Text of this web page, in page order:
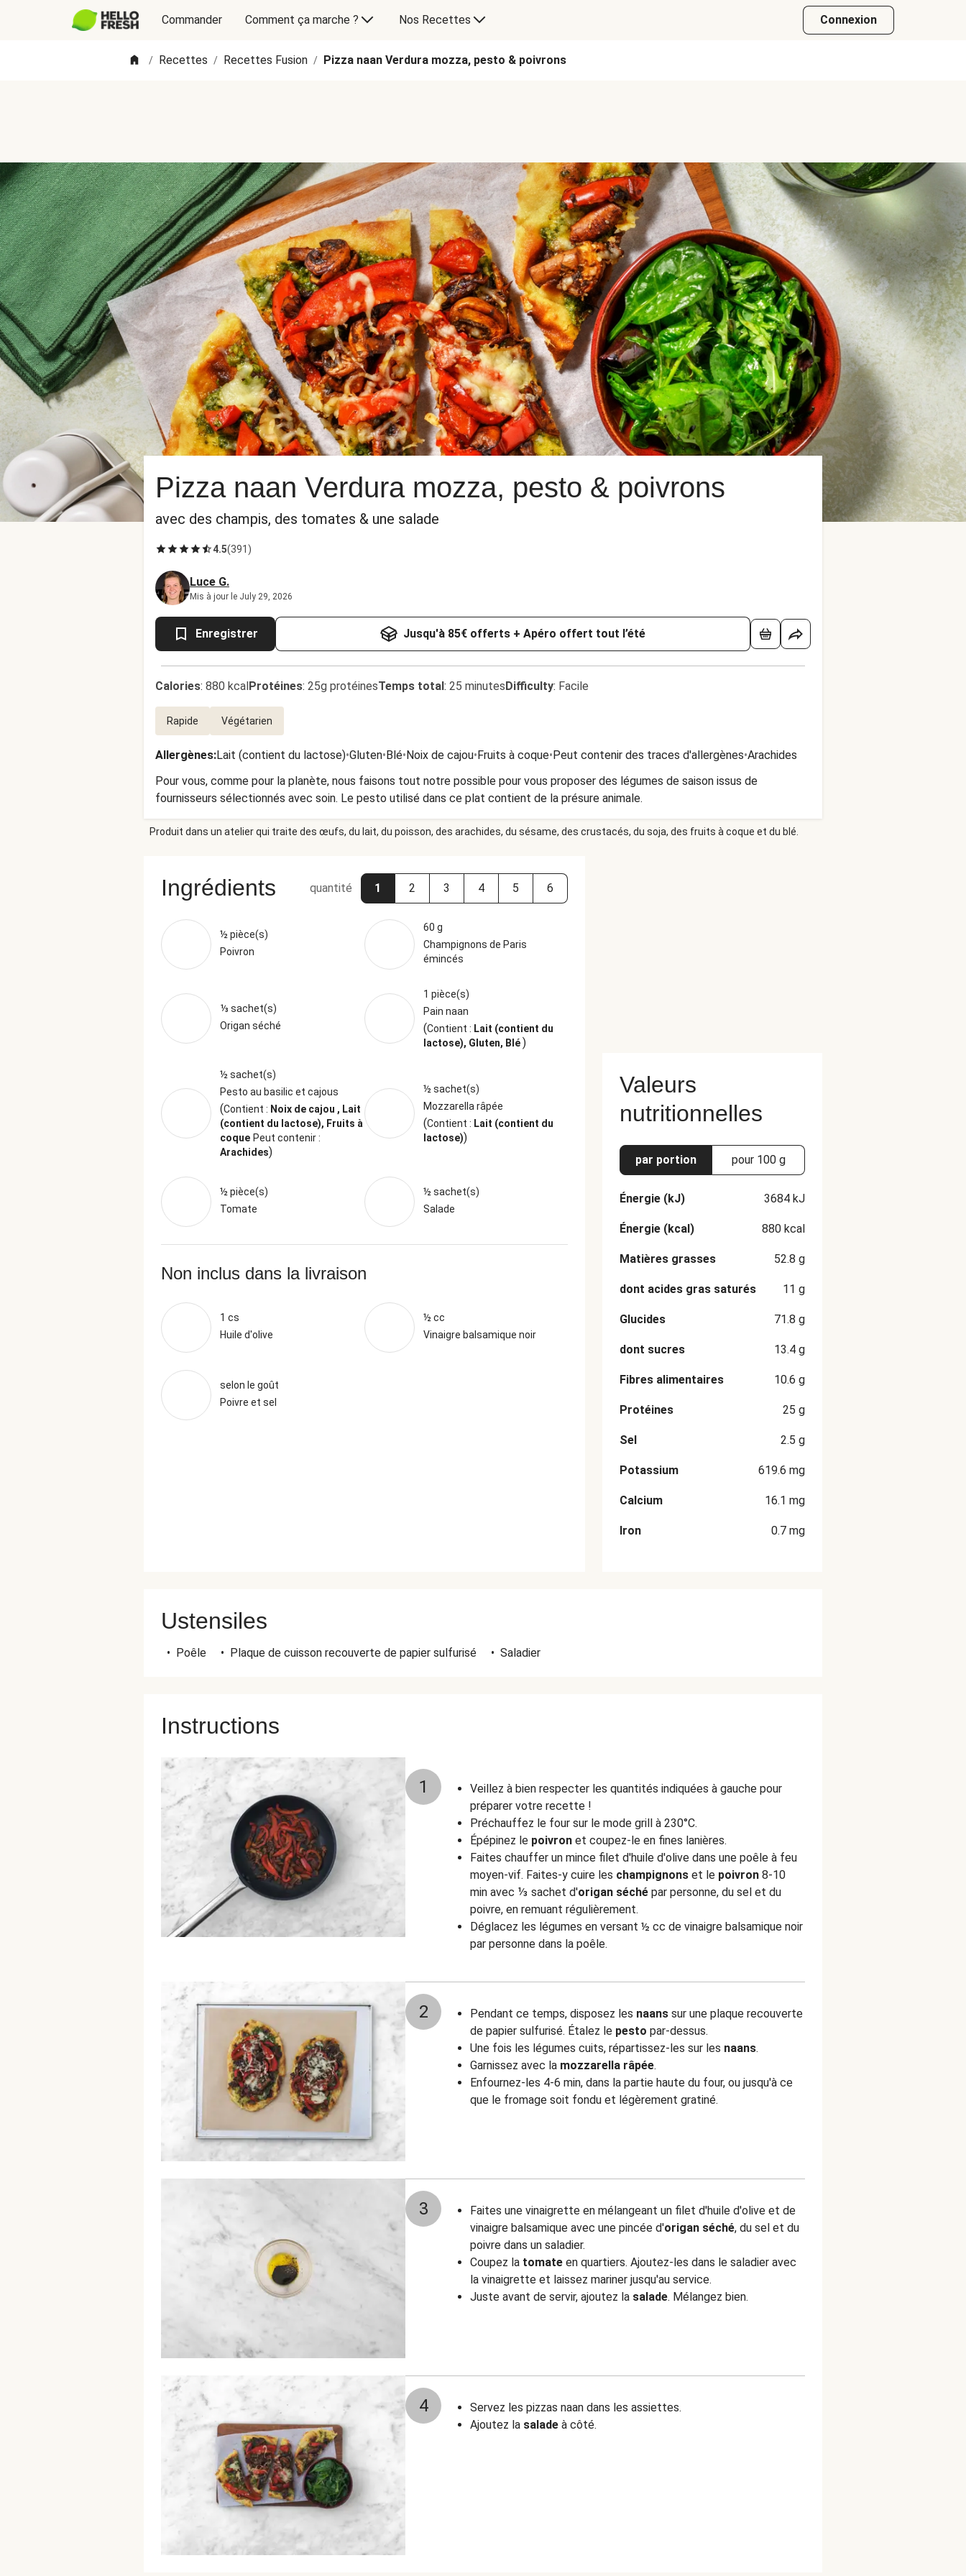
Commander Comment ça marche ? Nos Recettes Connexion
/ Recettes / Recettes Fusion / Pizza naan Verdura mozza, pesto & poivrons
Pizza naan Verdura mozza, pesto & poivrons
avec des champis, des tomates & une salade
4.5(391 )
Luce G.
Mis à jour le July 29, 2026
Enregistrer Jusqu'à 85€ offerts + Apéro offert tout l’été
Calories: 880 kcalProtéines: 25g protéinesTemps total: 25 minutesDifficulty: Facile
Rapide Végétarien
Allergènes:Lait (contient du lactose)•Gluten•Blé•Noix de cajou•Fruits à coque•Peut contenir des traces d'allergènes•Arachides
Pour vous, comme pour la planète, nous faisons tout notre possible pour vous proposer des légumes de saison issus de
fournisseurs sélectionnés avec soin. Le pesto utilisé dans ce plat contient de la présure animale.
Produit dans un atelier qui traite des œufs, du lait, du poisson, des arachides, du sésame, des crustacés, du soja, des fruits à coque et du blé.
Ingrédients quantité 1 2 3 4 5 6
½ pièce(s)
Poivron
60 g
Champignons de Paris
émincés
⅓ sachet(s)
Origan séché
1 pièce(s)
Pain naan
(Contient : Lait (contient du
lactose), Gluten, Blé)
½ sachet(s)
Pesto au basilic et cajous
(Contient : Noix de cajou , Lait
(contient du lactose), Fruits à
coque Peut contenir :
Arachides)
½ sachet(s)
Mozzarella râpée
(Contient : Lait (contient du
lactose))
½ pièce(s)
Tomate
½ sachet(s)
Salade
Non inclus dans la livraison
1 cs
Huile d'olive
½ cc
Vinaigre balsamique noir
selon le goût
Poivre et sel
Valeurs
nutritionnelles
par portion pour 100 g
Énergie (kJ) 3684 kJ
Énergie (kcal) 880 kcal
Matières grasses 52.8 g
dont acides gras saturés 11 g
Glucides 71.8 g
dont sucres 13.4 g
Fibres alimentaires 10.6 g
Protéines 25 g
Sel 2.5 g
Potassium 619.6 mg
Calcium 16.1 mg
Iron 0.7 mg
Ustensiles
• Poêle • Plaque de cuisson recouverte de papier sulfurisé • Saladier
Instructions
1
Veillez à bien respecter les quantités indiquées à gauche pour
préparer votre recette !
Préchauffez le four sur le mode grill à 230°C.
Épépinez le poivron et coupez-le en fines lanières.
Faites chauffer un mince filet d'huile d'olive dans une poêle à feu
moyen-vif. Faites-y cuire les champignons et le poivron 8-10
min avec ⅓ sachet d'origan séché par personne, du sel et du
poivre, en remuant régulièrement.
Déglacez les légumes en versant ½ cc de vinaigre balsamique noir
par personne dans la poêle.
2 Pendant ce temps, disposez les naans sur une plaque recouverte
de papier sulfurisé. Étalez le pesto par-dessus.
Une fois les légumes cuits, répartissez-les sur les naans.
Garnissez avec la mozzarella râpée.
Enfournez-les 4-6 min, dans la partie haute du four, ou jusqu'à ce
que le fromage soit fondu et légèrement gratiné.
3
Faites une vinaigrette en mélangeant un filet d'huile d'olive et de
vinaigre balsamique avec une pincée d'origan séché, du sel et du
poivre dans un saladier.
Coupez la tomate en quartiers. Ajoutez-les dans le saladier avec
la vinaigrette et laissez mariner jusqu'au service.
Juste avant de servir, ajoutez la salade. Mélangez bien.
4
Servez les pizzas naan dans les assiettes.
Ajoutez la salade à côté.